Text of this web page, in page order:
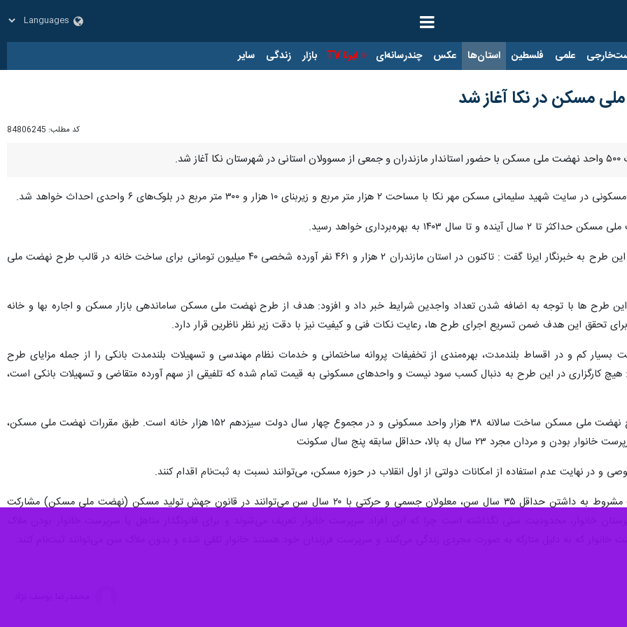
علمی فلسطین استان‌ها عکس چندرسانه‌ای ایرنا TV بازار زندگی سایر
کد مطلب: 84806245